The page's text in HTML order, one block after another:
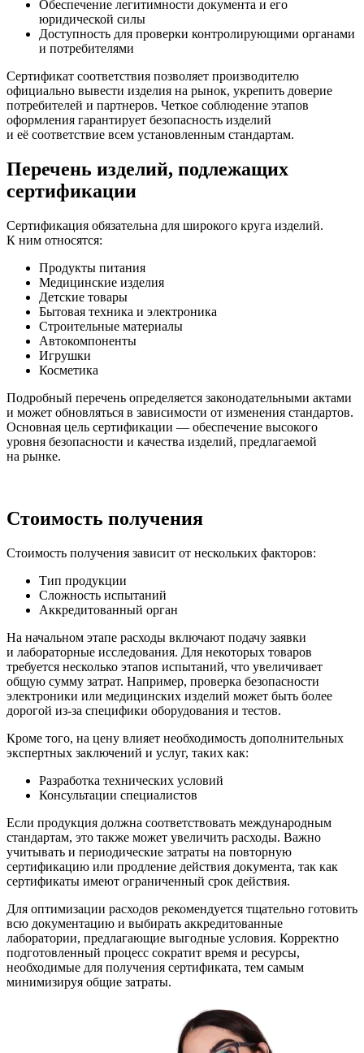
Обеспечение легитимности документа и его
юридической силы
Доступность для проверки контролирующими органами
и потребителями
Сертификат соответствия позволяет производителю
официально вывести изделия на рынок, укрепить доверие
потребителей и партнеров. Четкое соблюдение этапов
оформления гарантирует безопасность изделий
и её соответствие всем установленным стандартам.
Перечень изделий, подлежащих
сертификации
Сертификация обязательна для широкого круга изделий.
К ним относятся:
Продукты питания
Медицинские изделия
Детские товары
Бытовая техника и электроника
Строительные материалы
Автокомпоненты
Игрушки
Косметика
Подробный перечень определяется законодательными актами
и может обновляться в зависимости от изменения стандартов.
Основная цель сертификации — обеспечение высокого
уровня безопасности и качества изделий, предлагаемой
на рынке.
Стоимость получения
Стоимость получения зависит от нескольких факторов:
Тип продукции
Сложность испытаний
Аккредитованный орган
На начальном этапе расходы включают подачу заявки
и лабораторные исследования. Для некоторых товаров
требуется несколько этапов испытаний, что увеличивает
общую сумму затрат. Например, проверка безопасности
электроники или медицинских изделий может быть более
дорогой из-за специфики оборудования и тестов.
Кроме того, на цену влияет необходимость дополнительных
экспертных заключений и услуг, таких как:
Разработка технических условий
Консультации специалистов
Если продукция должна соответствовать международным
стандартам, это также может увеличить расходы. Важно
учитывать и периодические затраты на повторную
сертификацию или продление действия документа, так как
сертификаты имеют ограниченный срок действия.
Для оптимизации расходов рекомендуется тщательно готовить
всю документацию и выбирать аккредитованные
лаборатории, предлагающие выгодные условия. Корректно
подготовленный процесс сократит время и ресурсы,
необходимые для получения сертификата, тем самым
минимизируя общие затраты.